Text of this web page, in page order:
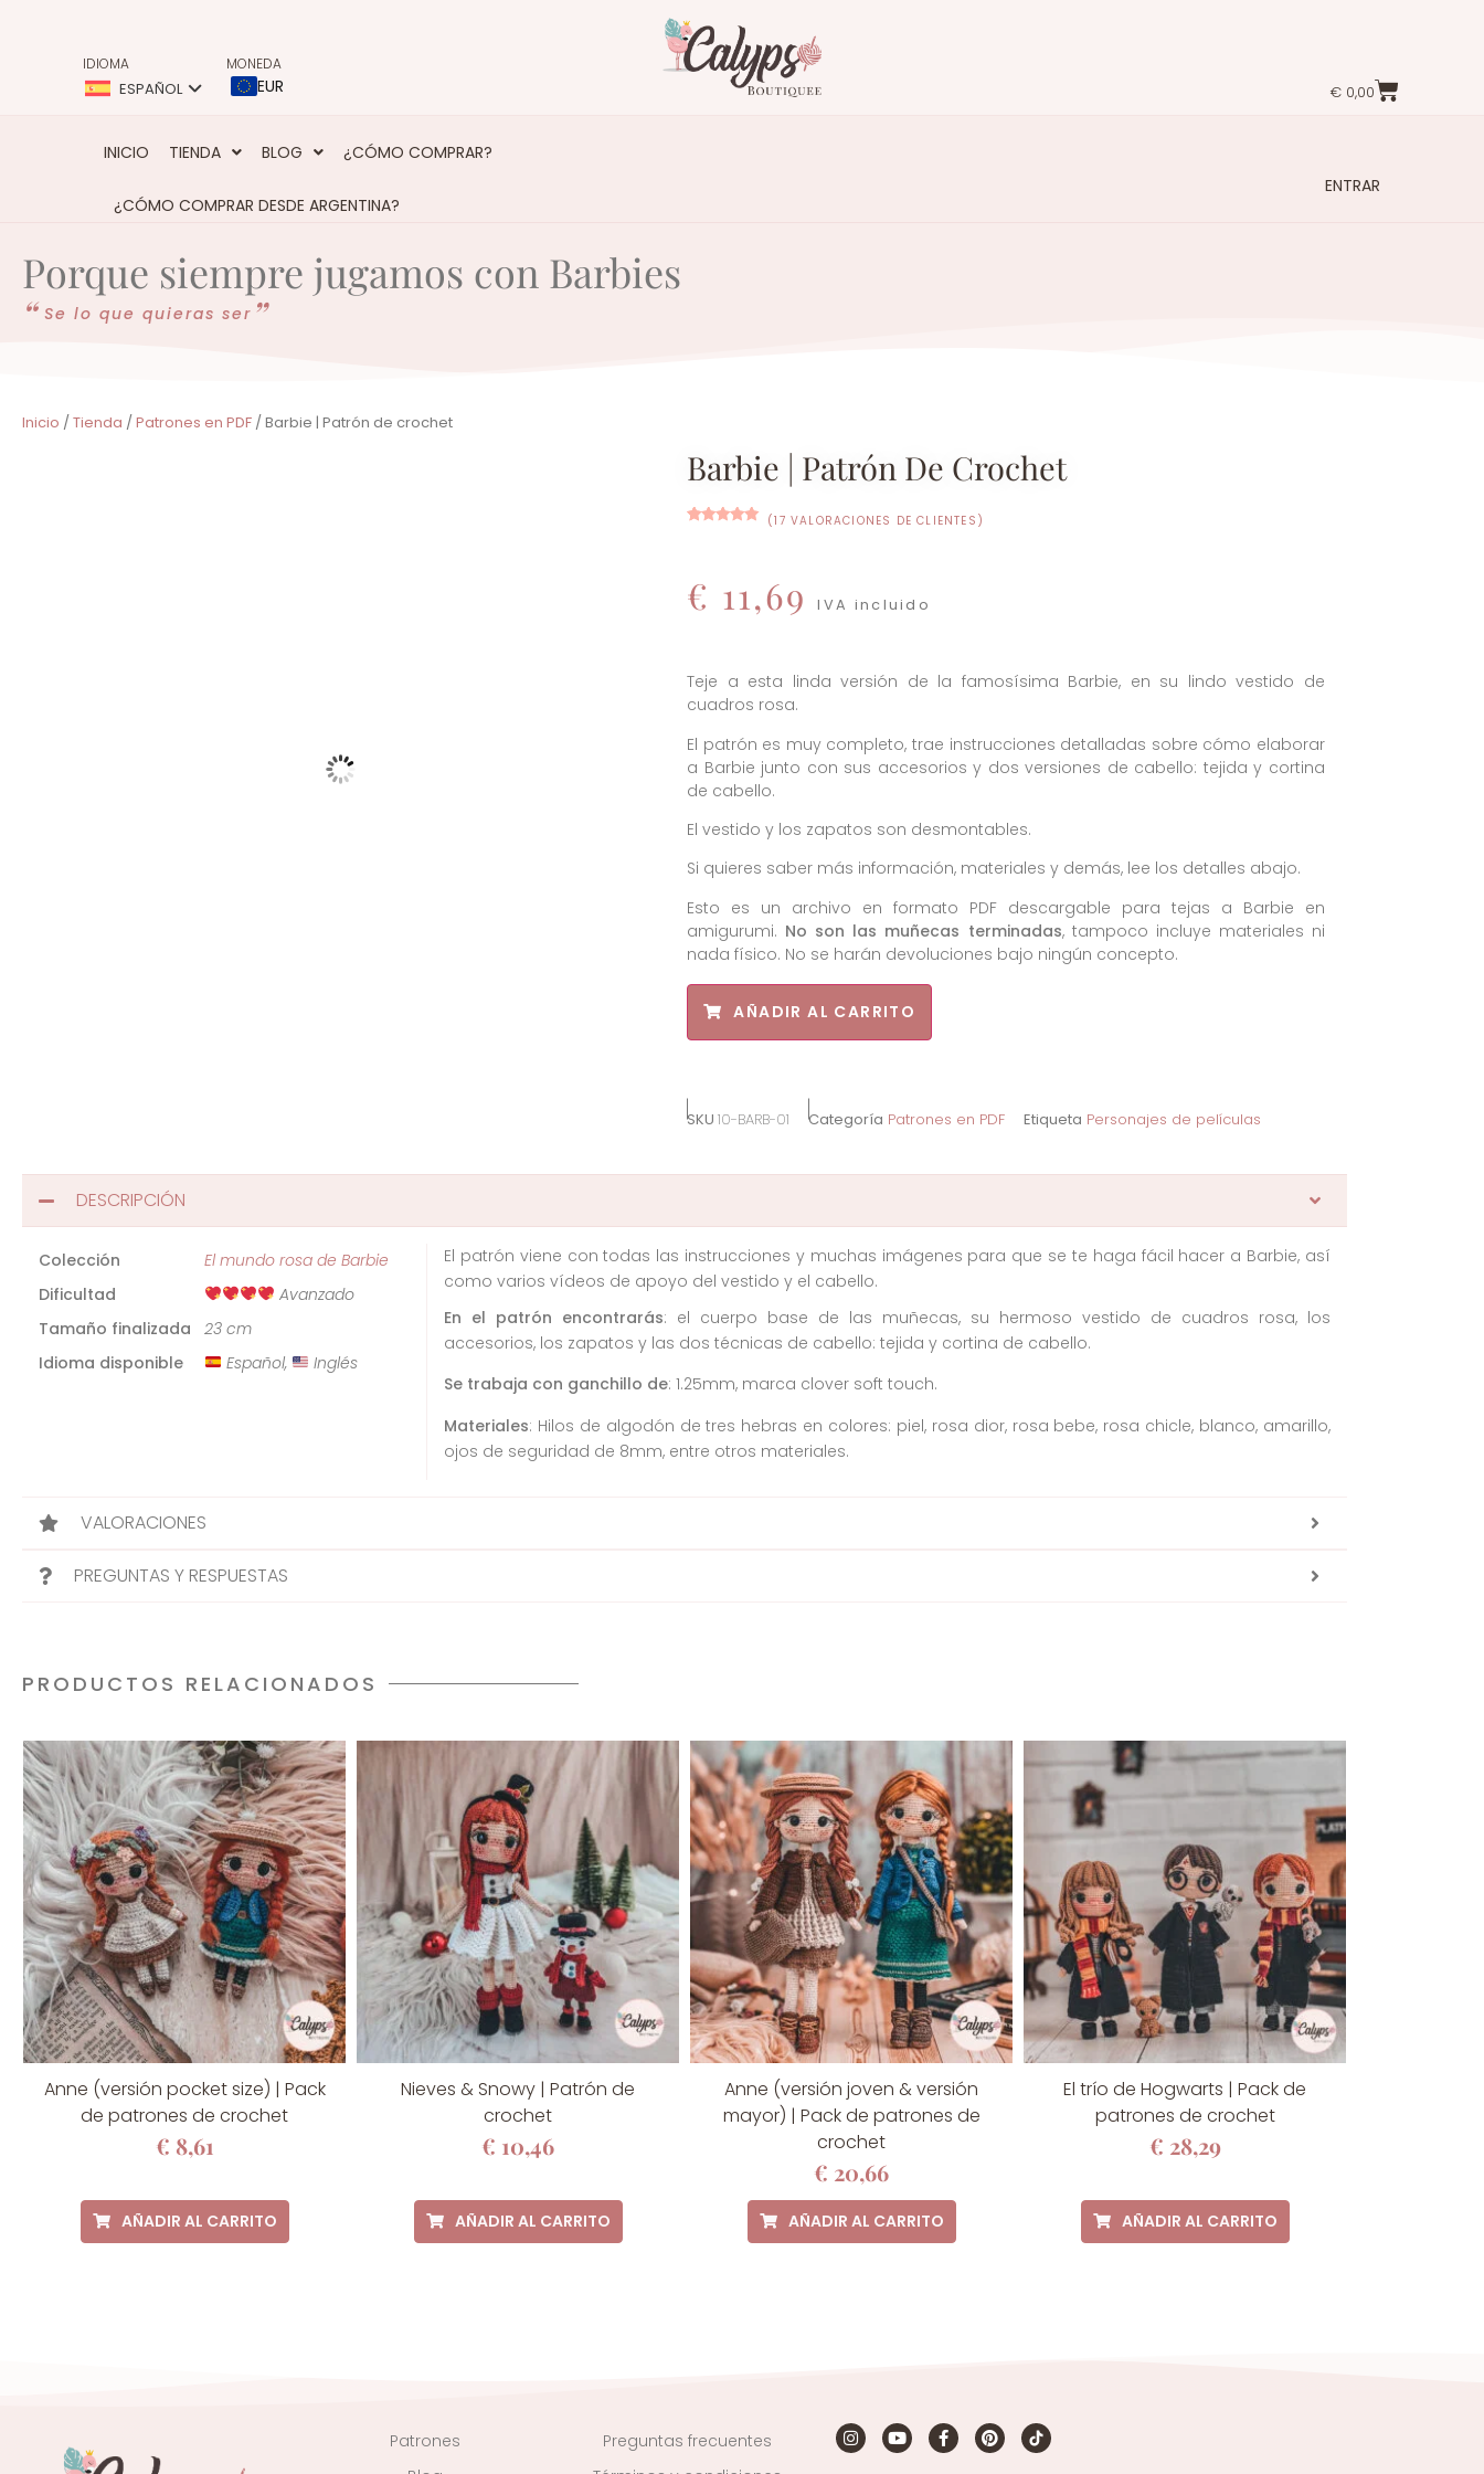
IDIOMA
ESPAÑOL
MONEDA
EUR €0,00
INICIO TIENDA BLOG ¿CÓMO COMPRAR?
¿CÓMO COMPRAR DESDE ARGENTINA?
ENTRAR
Porque siempre jugamos con Barbies
Se lo que quieras ser
Inicio /Tienda /Patrones en PDF / Barbie | Patrón de crochet
Barbie | Patrón De Crochet
valoraciones
de clientes
(17 VALORACIONES DE CLIENTES)
€ 11,69 IVA incluido
Teje a esta linda versión de la famosísima Barbie, en su lindo vestido de
cuadros rosa.
El patrón es muy completo, trae instrucciones detalladas sobre cómo elaborar
a Barbie junto con sus accesorios y dos versiones de cabello: tejida y cortina
de cabello.
El vestido y los zapatos son desmontables.
Si quieres saber más información, materiales y demás, lee los detalles abajo.
Esto es un archivo en formato PDF descargable para tejas a Barbie en
amigurumi. No son las muñecas terminadas, tampoco incluye materiales ni
nada físico. No se harán devoluciones bajo ningún concepto.
AÑADIR AL CARRITO
SKU 10-BARB-01 Categoría Patrones en PDF Etiqueta Personajes de películas
DESCRIPCIÓN
Colección
El mundo rosa de Barbie
Dificultad
Avanzado
Tamaño finalizada
23 cm
Idioma disponible
Español, Inglés
El patrón viene con todas las instrucciones y muchas imágenes para que se te haga fácil hacer a Barbie, así
como varios vídeos de apoyo del vestido y el cabello.
En el patrón encontrarás: el cuerpo base de las muñecas, su hermoso vestido de cuadros rosa, los
accesorios, los zapatos y las dos técnicas de cabello: tejida y cortina de cabello.
Se trabaja con ganchillo de: 1.25mm, marca clover soft touch.
Materiales: Hilos de algodón de tres hebras en colores: piel, rosa dior, rosa bebe, rosa chicle, blanco, amarillo,
ojos de seguridad de 8mm, entre otros materiales.
VALORACIONES
PREGUNTAS Y RESPUESTAS
PRODUCTOS RELACIONADOS
Anne (versión pocket size) | Pack
de patrones de crochet
€ 8,61
AÑADIR AL CARRITO
Nieves & Snowy | Patrón de
crochet
€ 10,46
AÑADIR AL CARRITO
Anne (versión joven & versión
mayor) | Pack de patrones de
crochet
€ 20,66
AÑADIR AL CARRITO
El trío de Hogwarts | Pack de
patrones de crochet
€ 28,29
AÑADIR AL CARRITO
Patrones
Preguntas frecuentes